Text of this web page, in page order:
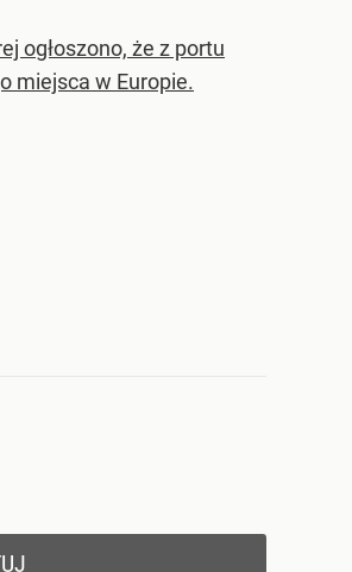
ogłoszono, że z portu
miejsca w Europie.